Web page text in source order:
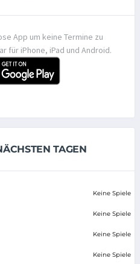
App um keine Termine zu
für iPhone, iPad und Android.
TAGEN
Keine Spiele
Keine Spiele
Keine Spiele
Keine Spiele